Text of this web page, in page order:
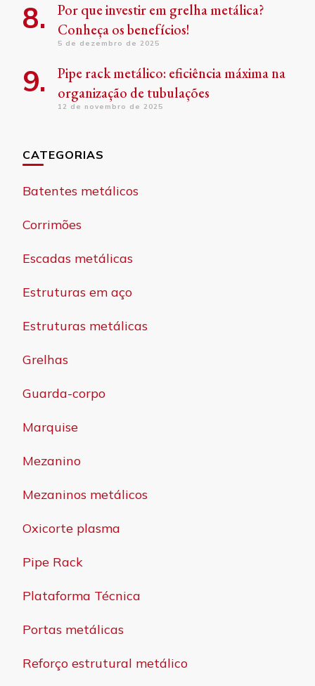
Por que investir em grelha metálica?
Conheça os benefícios!
5 de dezembro de 2025
Pipe rack metálico: eficiência máxima na
organização de tubulações
12 de novembro de 2025
CATEGORIAS
Batentes metálicos
Corrimões
Escadas metálicas
Estruturas em aço
Estruturas metálicas
Grelhas
Guarda-corpo
Marquise
Mezanino
Mezaninos metálicos
Oxicorte plasma
Pipe Rack
Plataforma Técnica
Portas metálicas
Reforço estrutural metálico